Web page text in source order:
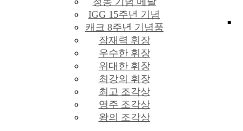
IGG 15주년 기념
캐크 8주년 기념품
잠재력 휘장
우수한 휘장
위대한 휘장
최강의 휘장
최고 조각상
영주 조각상
왕의 조각상